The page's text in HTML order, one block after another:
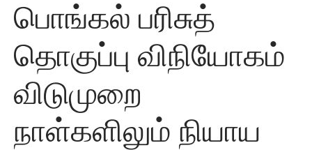
பொங்கல் பரிசுத்
தொகுப்பு விநியோகம்
விடுமுறை
நாள்களிலும் நியாய